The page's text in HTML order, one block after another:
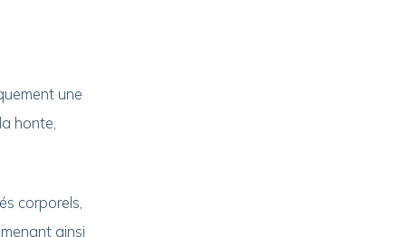
une
honte,
corporels,
ainsi